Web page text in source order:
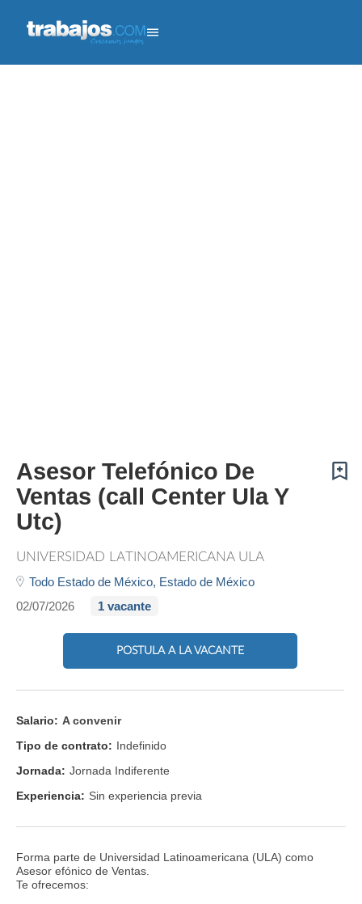
Asesor Telefónico De
Ventas (call Center Ula Y
Utc)
UNIVERSIDAD LATINOAMERICANA ULA
Todo Estado de México, Estado de México
02/07/2026
1 vacante
POSTULA A LA VACANTE
Salario: A convenir
Tipo de contrato: Indefinido
Jornada: Jornada Indiferente
Experiencia: Sin experiencia previa
Forma parte de Universidad Latinoamericana (ULA) como
Asesor efónico de Ventas.
Te ofrecemos: